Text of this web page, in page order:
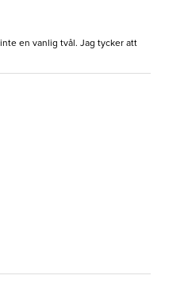
en vanlig tvål. Jag tycker att